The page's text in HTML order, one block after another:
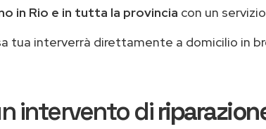
in Rio e in tutta la provincia con un
tua interverrà direttamente a domicilio in
intervento di